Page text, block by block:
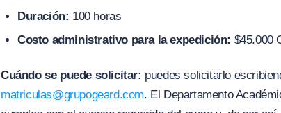
Duración: 100 horas
Costo administrativo para la expedición: $45.000
Cuándo se puede solicitar: puedes solicitarlo
matriculas@grupogeard.com. El Departamento